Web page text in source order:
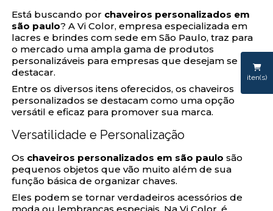
iten(s)
Está buscando por chaveiros personalizados em
são paulo? A Vi Color, empresa especializada em
lacres e brindes com sede em São Paulo, traz para
o mercado uma ampla gama de produtos
personalizáveis para empresas que desejam se
destacar.
Entre os diversos itens oferecidos, os chaveiros
personalizados se destacam como uma opção
versátil e eficaz para promover sua marca.
Versatilidade e Personalização
Os chaveiros personalizados em são paulo são
pequenos objetos que vão muito além de sua
função básica de organizar chaves.
Eles podem se tornar verdadeiros acessórios de